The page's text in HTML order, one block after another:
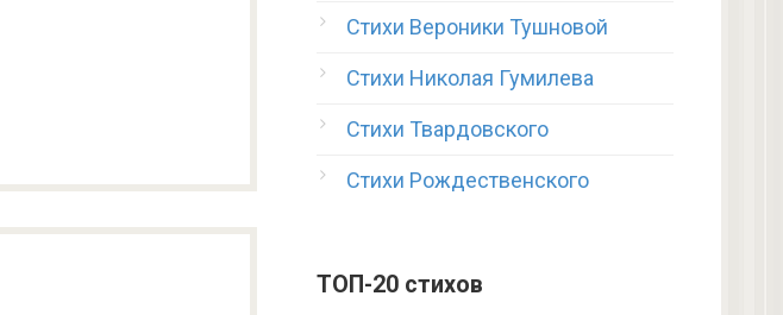
Стихи Вероники Тушновой
Стихи Николая Гумилева
Стихи Твардовского
Стихи Рождественского
ТОП-20 стихов